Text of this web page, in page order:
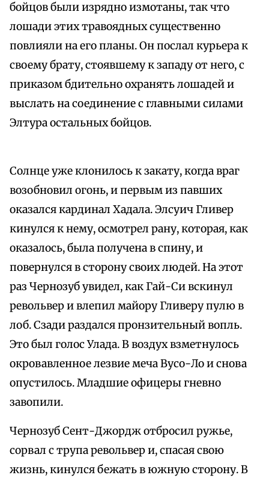
бойцов были изрядно измотаны, так что
лошади этих травоядных существенно
повлияли на его планы. Он послал курьера к
своему брату, стоявшему к западу от него, с
приказом бдительно охранять лошадей и
выслать на соединение с главными силами
Элтура остальных бойцов.
Солнце уже клонилось к закату, когда враг
возобновил огонь, и первым из павших
оказался кардинал Хадала. Элсуич Гливер
кинулся к нему, осмотрел рану, которая, как
оказалось, была получена в спину, и
повернулся в сторону своих людей. На этот
раз Чернозуб увидел, как Гай-Си вскинул
револьвер и влепил майору Гливеру пулю в
лоб. Сзади раздался пронзительный вопль.
Это был голос Улада. В воздух взметнулось
окровавленное лезвие меча Вусо-Ло и снова
опустилось. Младшие офицеры гневно
завопили.
Чернозуб Сент-Джордж отбросил ружье,
сорвал с трупа револьвер и, спасая свою
жизнь, кинулся бежать в южную сторону. В